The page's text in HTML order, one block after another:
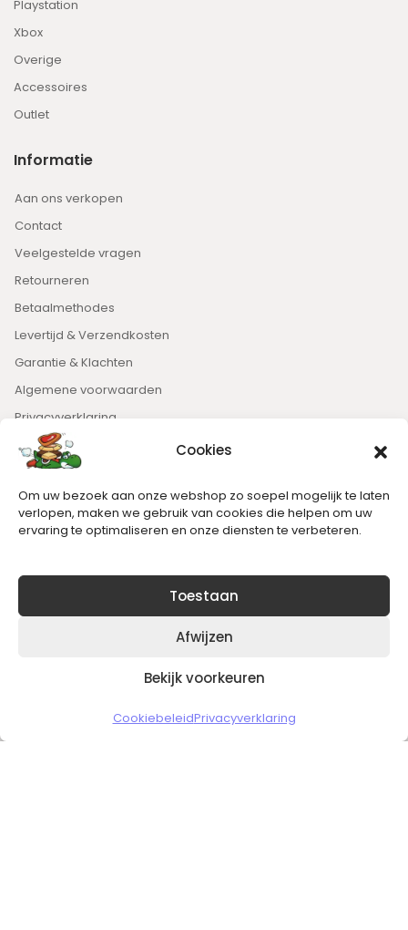
Cookies
Om uw bezoek aan onze webshop zo soepel mogelijk te laten
verlopen, maken we gebruik van cookies die helpen om uw
ervaring te optimaliseren en onze diensten te verbeteren.
Toestaan
Afwijzen
Bekijk voorkeuren
CookiebeleidPrivacyverklaring
Playstation
Xbox
Overige
Accessoires
Outlet
Informatie
Aan ons verkopen
Contact
Veelgestelde vragen
Retourneren
Betaalmethodes
Levertijd & Verzendkosten
Garantie & Klachten
Algemene voorwaarden
Privacyverklaring
Nieuwsbrief
Blijft op de hoogte van het laatste nieuws.